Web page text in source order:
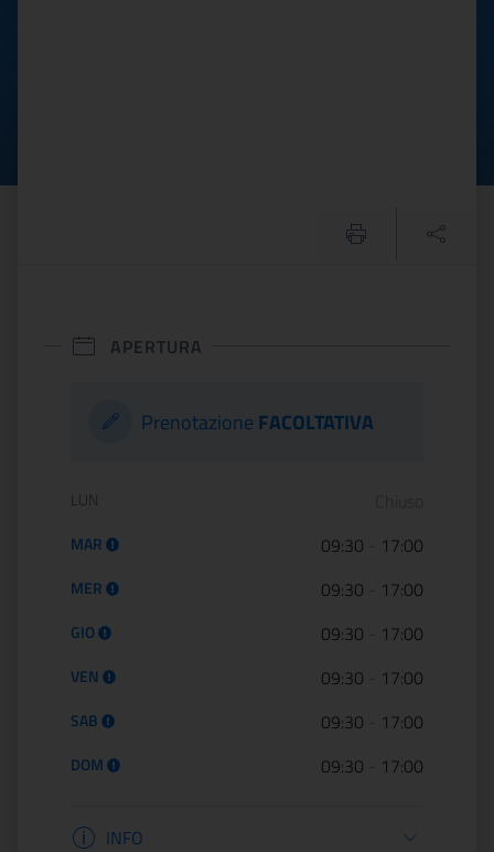
APERTURA
Prenotazione FACOLTATIVA
Orario di apertura:
LUN
MAR 09:30 17:00
MER 09:30 17:00
GIO 09:30 17:00
VEN 09:30 17:00
SAB 09:30 17:00
DOM 09:30 17:00
Informazioni apertura
INFO